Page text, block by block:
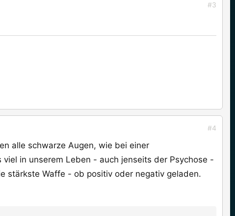
#3
#4
alle schwarze Augen, wie bei einer
in unserem Leben - auch jenseits der Psychose -
stärkste Waffe - ob positiv oder negativ geladen.